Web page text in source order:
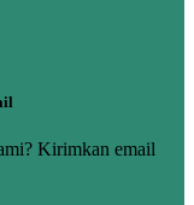
Kirimkan email